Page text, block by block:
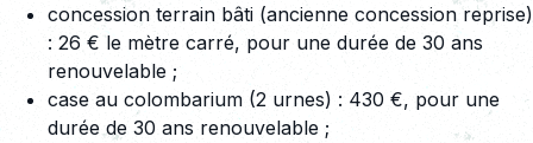
concession terrain bâti (ancienne concession reprise)
: 26 € le mètre carré, pour une durée de 30 ans
renouvelable ;
case au colombarium (2 urnes) : 430 €, pour une
durée de 30 ans renouvelable ;